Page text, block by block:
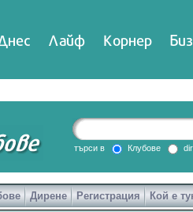
Лайф Корнер
DirTV Impressio
Games
търси в Клубове
Дирене Регистрация Кой е